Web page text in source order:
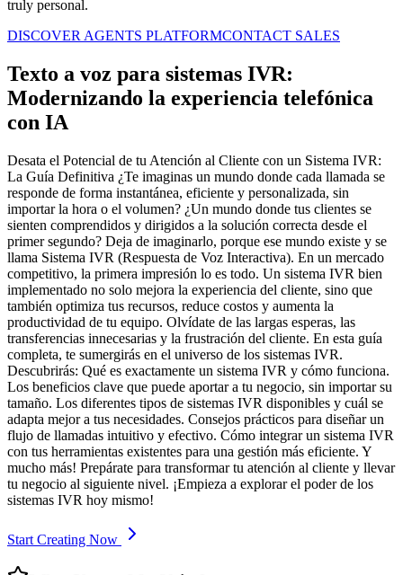
truly personal.
DISCOVER AGENTS PLATFORMCONTACT SALES
Texto a voz para sistemas IVR:
Modernizando la experiencia telefónica
con IA
Desata el Potencial de tu Atención al Cliente con un Sistema IVR:
La Guía Definitiva ¿Te imaginas un mundo donde cada llamada se
responde de forma instantánea, eficiente y personalizada, sin
importar la hora o el volumen? ¿Un mundo donde tus clientes se
sienten comprendidos y dirigidos a la solución correcta desde el
primer segundo? Deja de imaginarlo, porque ese mundo existe y se
llama Sistema IVR (Respuesta de Voz Interactiva). En un mercado
competitivo, la primera impresión lo es todo. Un sistema IVR bien
implementado no solo mejora la experiencia del cliente, sino que
también optimiza tus recursos, reduce costos y aumenta la
productividad de tu equipo. Olvídate de las largas esperas, las
transferencias innecesarias y la frustración del cliente. En esta guía
completa, te sumergirás en el universo de los sistemas IVR.
Descubrirás: Qué es exactamente un sistema IVR y cómo funciona.
Los beneficios clave que puede aportar a tu negocio, sin importar su
tamaño. Los diferentes tipos de sistemas IVR disponibles y cuál se
adapta mejor a tus necesidades. Consejos prácticos para diseñar un
flujo de llamadas intuitivo y efectivo. Cómo integrar un sistema IVR
con tus herramientas existentes para una gestión más eficiente. Y
mucho más! Prepárate para transformar tu atención al cliente y llevar
tu negocio al siguiente nivel. ¡Empieza a explorar el poder de los
sistemas IVR hoy mismo!
Start Creating Now